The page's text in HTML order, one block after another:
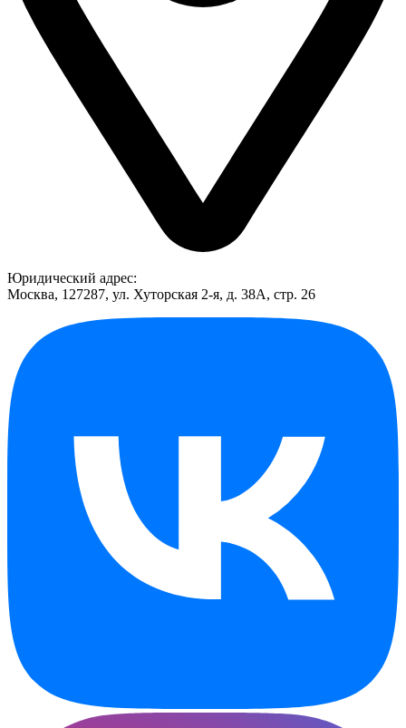
Юридический адрес:
Москва, 127287, ул. Хуторская 2-я, д. 38А, стр. 26